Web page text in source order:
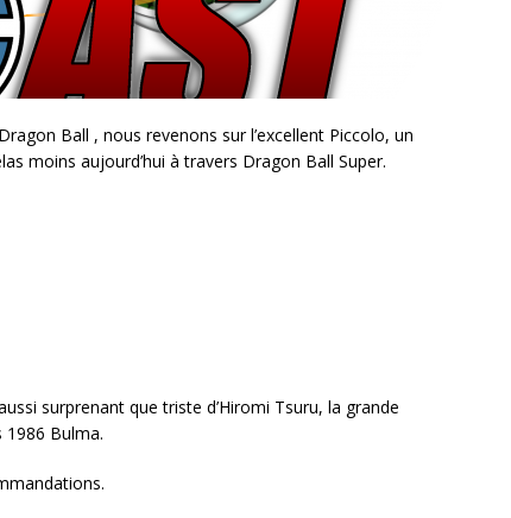
Ball , nous revenons sur l’excellent Piccolo, un
moins aujourd’hui à travers Dragon Ball Super.
surprenant que triste d’Hiromi Tsuru, la grande
Bulma.